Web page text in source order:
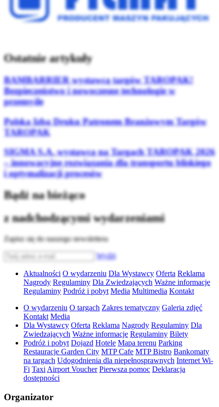
Ostatnie artykuły
BAMBARRIER wystawcą targów TAROPAK!
Bezpieczeństwo i nowoczesne technologie w
przemyśle
Polska Izba Druku Patronem Branżowym Targów
TAROPAK
SIGMA S.A. wystawcą na Targach TAROPAK 2026
– innowacyjne rozwiązania dla transportu bliskiego
i optymalizacji procesów
Bądź na bieżąco
z nadchodzącymi wydarzeniami
Zapisz się do naszego newslettera
Wyślij
Aktualności O wydarzeniu Dla Wystawcy Oferta Reklama
Nagrody Regulaminy Dla Zwiedzających Ważne informacje
Regulaminy Podróż i pobyt Media Multimedia Kontakt
O wydarzeniu O targach Zakres tematyczny Galeria zdjęć
Kontakt Media
Dla Wystawcy Oferta Reklama Nagrody Regulaminy Dla
Zwiedzających Ważne informacje Regulaminy Bilety
Podróż i pobyt Dojazd Hotele Mapa terenu Parking
Restauracje Garden City MTP Cafe MTP Bistro Bankomaty
na targach Udogodnienia dla niepełnosprawnych Internet Wi-
Fi Taxi Airport Voucher Pierwsza pomoc Deklaracja
dostępności
Organizator